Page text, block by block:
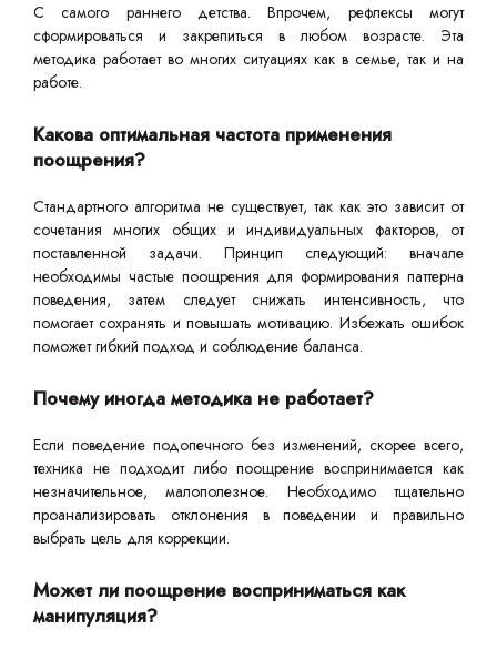
С самого раннего детства. Впрочем, рефлексы могут
сформироваться и закрепиться в любом возрасте. Эта
методика работает во многих ситуациях как в семье, так и на
работе.
Какова оптимальная частота применения
поощрения?
Стандартного алгоритма не существует, так как это зависит от
сочетания многих общих и индивидуальных факторов, от
поставленной задачи. Принцип следующий: вначале
необходимы частые поощрения для формирования паттерна
поведения, затем следует снижать интенсивность, что
помогает сохранять и повышать мотивацию. Избежать ошибок
поможет гибкий подход и соблюдение баланса.
Почему иногда методика не работает?
Если поведение подопечного без изменений, скорее всего,
техника не подходит либо поощрение воспринимается как
незначительное, малополезное. Необходимо тщательно
проанализировать отклонения в поведении и правильно
выбрать цель для коррекции.
Может ли поощрение восприниматься как
манипуляция?